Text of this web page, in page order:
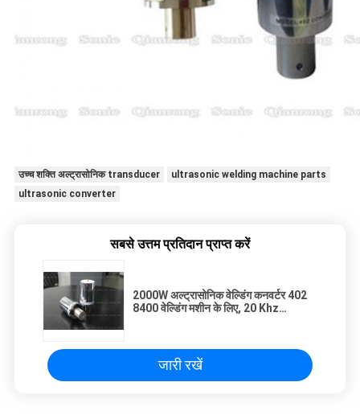
उच्च शक्ति अल्ट्रासोनिक transducer
ultrasonic welding machine parts
ultrasonic converter
सबसे उत्तम प्रतिदान प्राप्त करें
2000W अल्ट्रासोनिक वेल्डिंग कनवर्टर 402
8400 वेल्डिंग मशीन के लिए, 20 Khz
जारी रखें